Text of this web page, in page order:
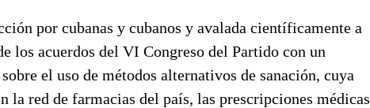
por cubanas y cubanos y avalada científicamente a
los acuerdos del VI Congreso del Partido con un
el uso de métodos alternativos de sanación, cuya
la red de farmacias del país, las prescripciones médicas